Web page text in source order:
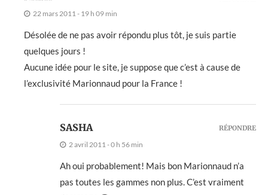
22 mars 2011 - 19 h 09 min
Désolée de ne pas avoir répondu plus tôt, je suis partie
quelques jours !
Aucune idée pour le site, je suppose que c’est à cause de
l’exclusivité Marionnaud pour la France !
SASHA
2 avril 2011 - 0 h 56 min
Ah oui probablement! Mais bon Marionnaud n’a
pas toutes les gammes non plus. C’est vraiment
RÉPONDRE